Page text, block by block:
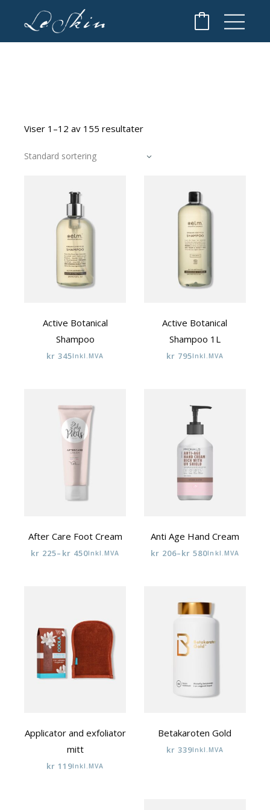
Viser 1–12 av 155 resultater
Standard sortering
Active Botanical
Shampoo
kr 345Inkl.MVA
Active Botanical
Shampoo 1L
kr 795Inkl.MVA
After Care Foot Cream
kr 225– kr 450
Prisområde:
Inkl.MVA
Anti Age Hand Cream
kr 206–kr 580
Prisområde:
Inkl.MVA
Applicator and exfoliator
mitt
kr 119Inkl.MVA
Betakaroten Gold
kr 339Inkl.MVA